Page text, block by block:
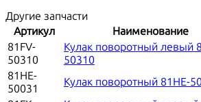
Другие запчасти
Артикул
Наименование
81FV-
50310
Кулак поворотный левый
50310
81HE-
50031
Кулак поворотный 81HE-